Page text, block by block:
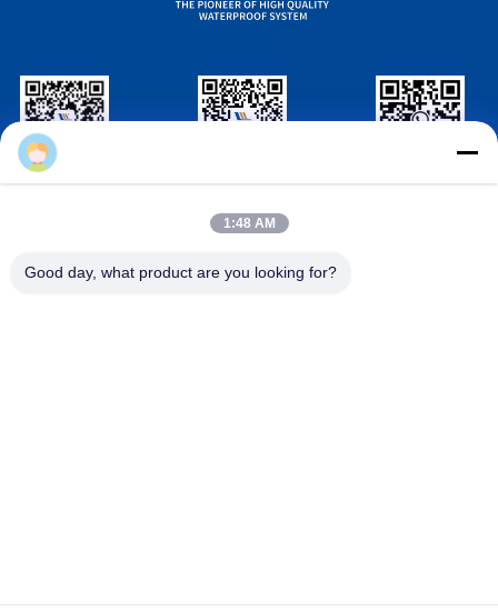
ติดต่อเรา
1:48 AM
Good day, what product are you looking for?